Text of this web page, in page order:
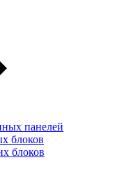
панелей
блоков
блоков